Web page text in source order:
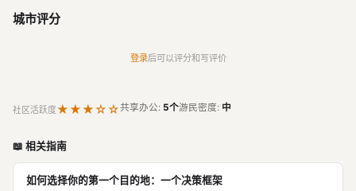
城市评分
登录后可以评分和写评价
社区活跃度★★★☆☆共享办公: 5个游民密度: 中
📖 相关指南
如何选择你的第一个目的地：一个决策框架